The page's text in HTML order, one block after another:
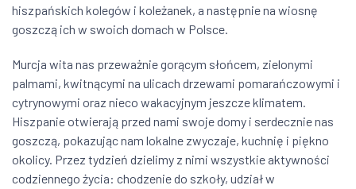
hiszpańskich kolegów i koleżanek, a następnie na wiosnę
goszczą ich w swoich domach w Polsce.
Murcja wita nas przeważnie gorącym słońcem, zielonymi
palmami, kwitnącymi na ulicach drzewami pomarańczowymi i
cytrynowymi oraz nieco wakacyjnym jeszcze klimatem.
Hiszpanie otwierają przed nami swoje domy i serdecznie nas
goszczą, pokazując nam lokalne zwyczaje, kuchnię i piękno
okolicy. Przez tydzień dzielimy z nimi wszystkie aktywności
codziennego życia: chodzenie do szkoły, udział w